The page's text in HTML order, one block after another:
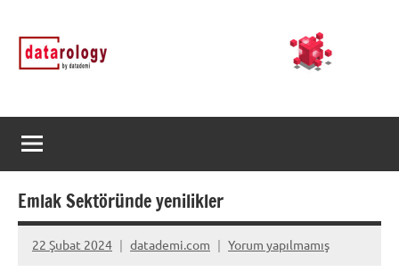
geçDATArology
by
rology
Emlak Sektöründe yenilikler
22 Şubat 2024 datademi.com Yorum yapılmamış